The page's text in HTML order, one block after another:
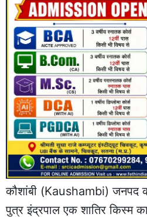
कौशांबी (Kaushambi) जनपद
पुत्र इंद्रपाल एक शातिर किस्म